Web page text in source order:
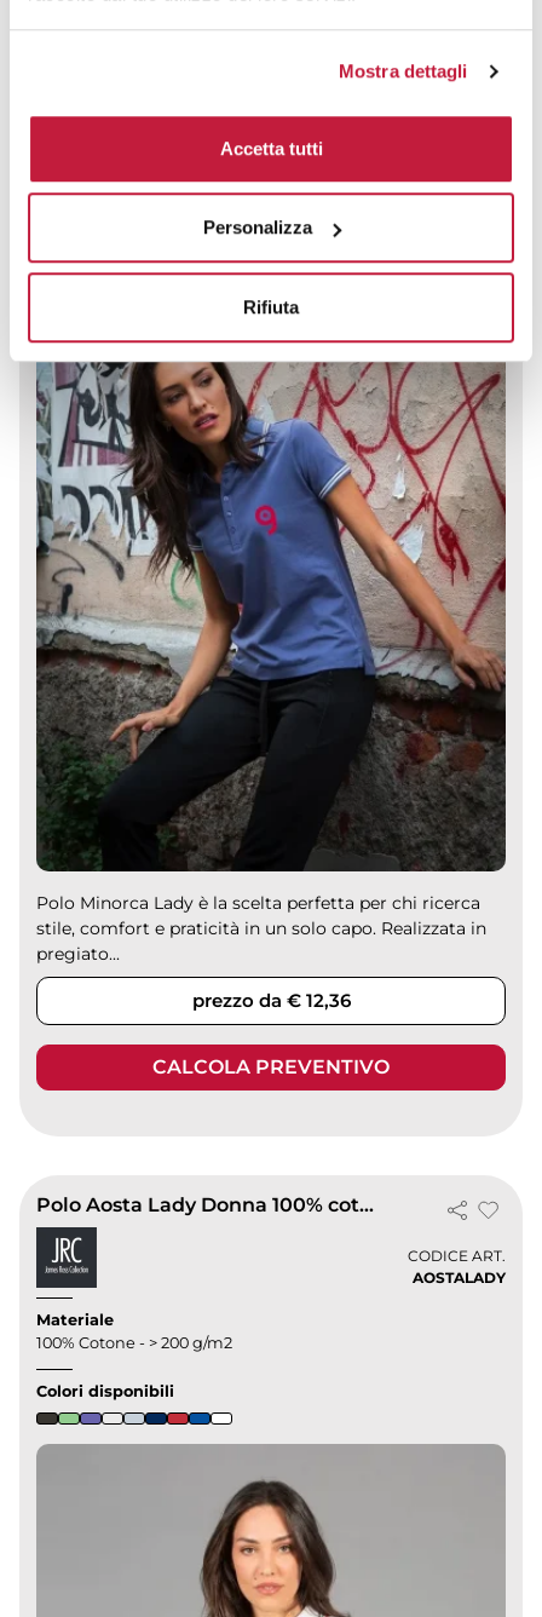
Mostra dettagli
Accetta tutti
Personalizza
Rifiuta
MINORCALADY
100% Cotone Pettinato - > 200 g/m2
Polo Minorca Lady è la scelta perfetta per chi ricerca
stile, comfort e praticità in un solo capo. Realizzata in
pregiato...
prezzo da € 12,36
CALCOLA PREVENTIVO
Polo Aosta Lady Donna 100% cotone piqué tricolore
CODICE ART.
AOSTALADY
Materiale
100% Cotone - > 200 g/m2
Colori disponibili